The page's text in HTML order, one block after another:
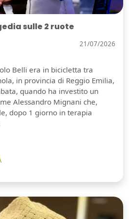
sulle 2 ruote
21/07/2026
Belli era in bicicletta tra
in provincia di Reggio Emilia,
quando ha investito un
Alessandro Mignani che,
dopo 1 giorno in terapia